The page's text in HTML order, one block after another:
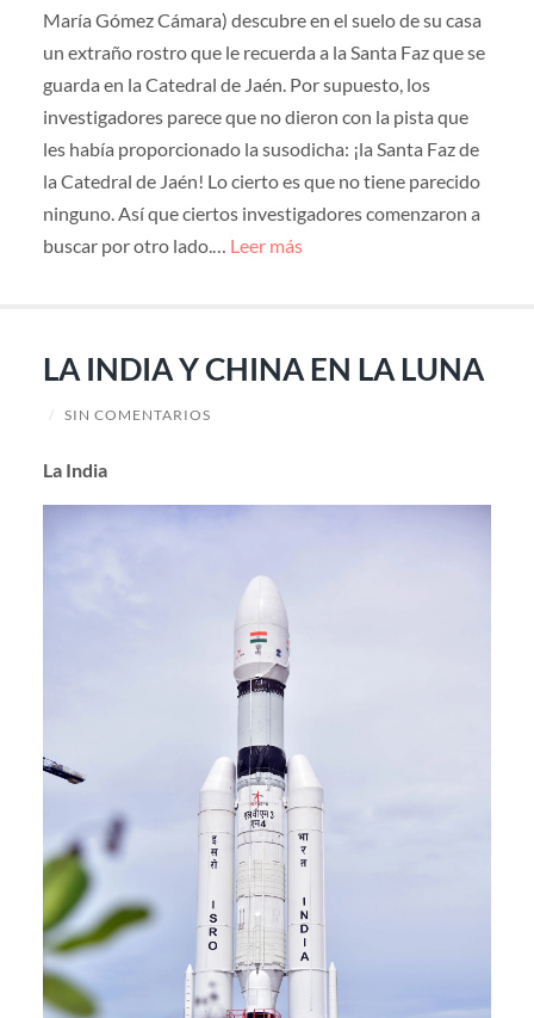
María Gómez Cámara) descubre en el suelo de su casa
un extraño rostro que le recuerda a la Santa Faz que se
guarda en la Catedral de Jaén. Por supuesto, los
investigadores parece que no dieron con la pista que
les había proporcionado la susodicha: ¡la Santa Faz de
la Catedral de Jaén! Lo cierto es que no tiene parecido
ninguno. Así que ciertos investigadores comenzaron a
buscar por otro lado.… Leer más
LA INDIA Y CHINA EN LA LUNA
/ SIN COMENTARIOS
La India